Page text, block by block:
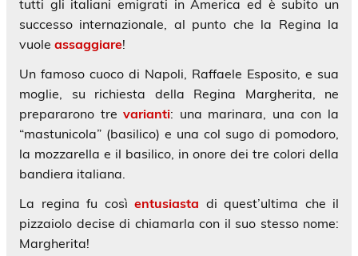
tutti gli italiani emigrati in America ed è subito un
successo internazionale, al punto che la Regina la
vuole assaggiare!
Un famoso cuoco di Napoli, Raffaele Esposito, e sua
moglie, su richiesta della Regina Margherita, ne
prepararono trevarianti: una marinara, una con la
“mastunicola” (basilico) e una col sugo di pomodoro,
la mozzarella e il basilico, in onore dei tre colori della
bandiera italiana.
La regina fu così entusiasta di quest’ultima che il
pizzaiolo decise di chiamarla con il suo stesso nome:
Margherita!